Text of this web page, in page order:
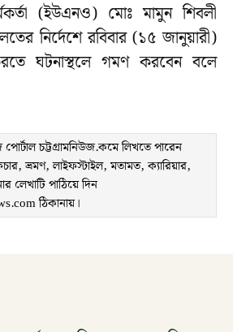
(ইউএনও) মোঃ মামুন শিবলী
নির্দেশে রবিবার (১৫ জানুয়ারী)
ঘটনাস্থলে গমণ করবেন বলে
চট্টগ্রামনিউজ.কমে লিখতে পারেন
ভ্রমণ, লাইফস্টাইল, মতামত, ক্যারিয়ার,
লেখাটি পাঠিয়ে দিন
ঠিকানায়।